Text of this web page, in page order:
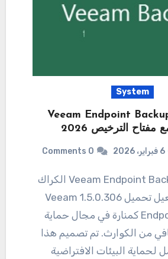
System
Veeam Endpoint
مفتاح الترخيص 2026
6 فبراير، 2026 0 Comments
Veeam Endpoint Backup 1.5.0.306 الكراك
زائد رمز التفعيل تحميل 1.5.0.306 Veeam
Endpoint Backup كمنارة في مجال حماية
من الكوارث. تم تصميم هذا
لحماية البيئات الافتراضية